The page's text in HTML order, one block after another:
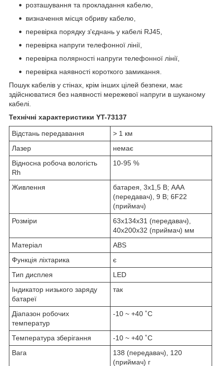
розташування та прокладання кабелю,
визначення місця обриву кабелю,
перевірка порядку з'єднань у кабелі RJ45,
перевірка напруги телефонної лінії,
перевірка полярності напруги телефонної лінії,
перевірка наявності короткого замикання.
Пошук кабелів у стінах, крім інших цілей безпеки, має
здійснюватися без наявності мережевої напруги в шуканому
кабелі.
Технічні характеристики YT-73137
Відстань передавання
> 1 км
Лазер
немає
Відносна робоча вологість
Rh
10-95 %
Живлення
батарея, 3x1,5 В; AAA
(передавач), 9 В; 6F22
(приймач)
Розміри
63x134x31 (передавач),
40x200x32 (приймач) мм
Матеріал
ABS
Функція ліхтарика
є
Тип дисплея
LED
Індикатор низького заряду
батареї
так
Діапазон робочих
температур
-10 ~ +40 ˚C
Температура зберігання
-10 ~ +40 ˚C
Вага
138 (передавач), 120
(приймач) г